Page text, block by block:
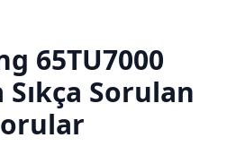
65TU7000
Sıkça Sorulan